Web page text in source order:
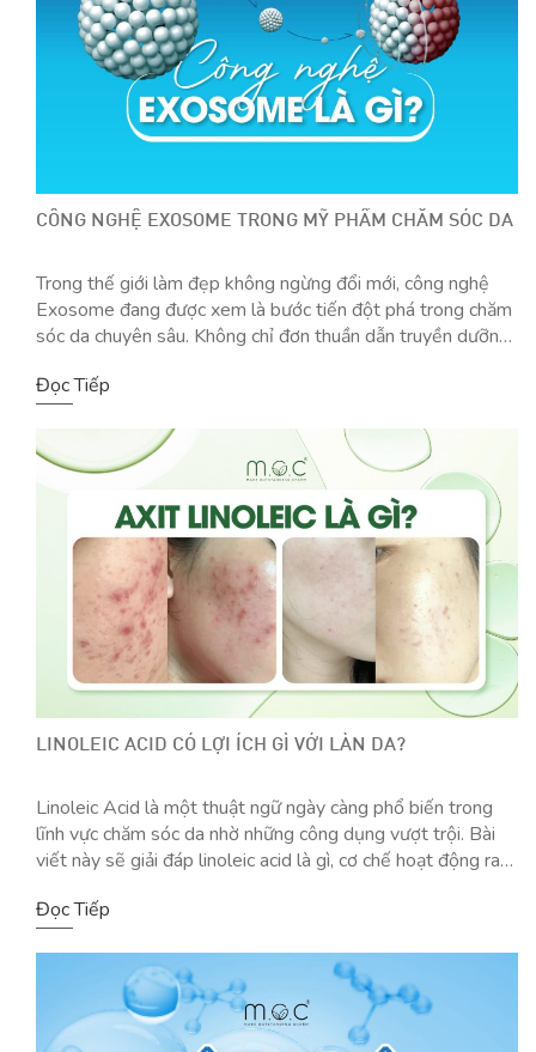
CÔNG NGHỆ EXOSOME TRONG MỸ PHẨM CHĂM SÓC DA
Trong thế giới làm đẹp không ngừng đổi mới, công nghệ
Exosome đang được xem là bước tiến đột phá trong chăm
sóc da chuyên sâu. Không chỉ đơn thuần dẫn truyền dưỡng
da từ gốc, đặc biệt phù hợp với làn […]
Đọc Tiếp
LINOLEIC ACID CÓ LỢI ÍCH GÌ VỚI LÀN DA?
Linoleic Acid là một thuật ngữ ngày càng phổ biến trong
lĩnh vực chăm sóc da nhờ những công dụng vượt trội. Bài
viết này sẽ giải đáp linoleic acid là gì, cơ chế hoạt động ra
khả năng linoleic acid giảm viêm […]
Đọc Tiếp